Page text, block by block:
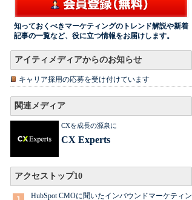
知っておくべきマーケティングのトレンド解説や新着
記事の一覧など、役に立つ情報をお届けします。
アイティメディアからのお知らせ
キャリア採用の応募を受け付けています
関連メディア
CXを成長の源泉に
CX Experts
アクセストップ10
HubSpot CMOに聞いたインバウンドマーケティン